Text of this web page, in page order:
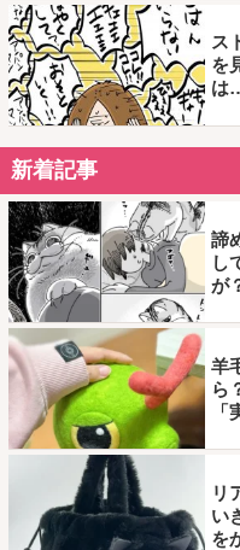
ス
を
は
新着記事
諦
し
が
羊
ら
リ
い
を